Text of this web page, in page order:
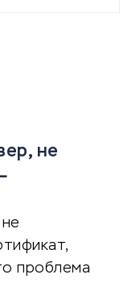
не
проблема